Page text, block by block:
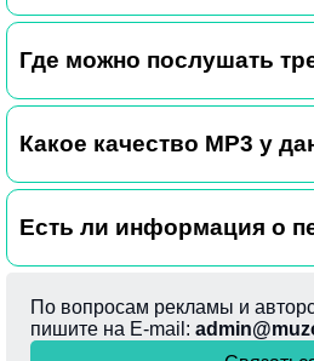
Где можно послушать
Какое качество MP3 у
Есть ли информация о
По вопросам рекламы и
пишите на E-mail: